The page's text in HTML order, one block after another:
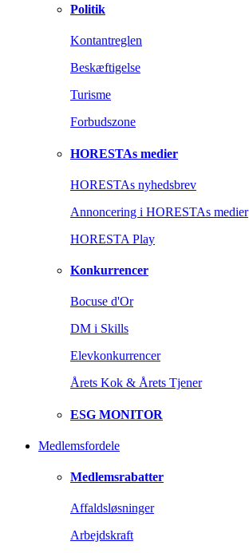
Politik
Kontantreglen
Beskæftigelse
Turisme
Forbudszone
HORESTAs medier
HORESTAs nyhedsbrev
Annoncering i HORESTAs medier
HORESTA Play
Konkurrencer
Bocuse d'Or
DM i Skills
Elevkonkurrencer
Årets Kok & Årets Tjener
ESG MONITOR
Medlemsfordele
Medlemsrabatter
Affaldsløsninger
Arbejdskraft